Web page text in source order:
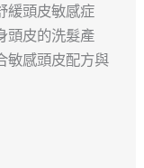
緩頭皮敏感症
頭皮的洗髮產
敏感頭皮配方與